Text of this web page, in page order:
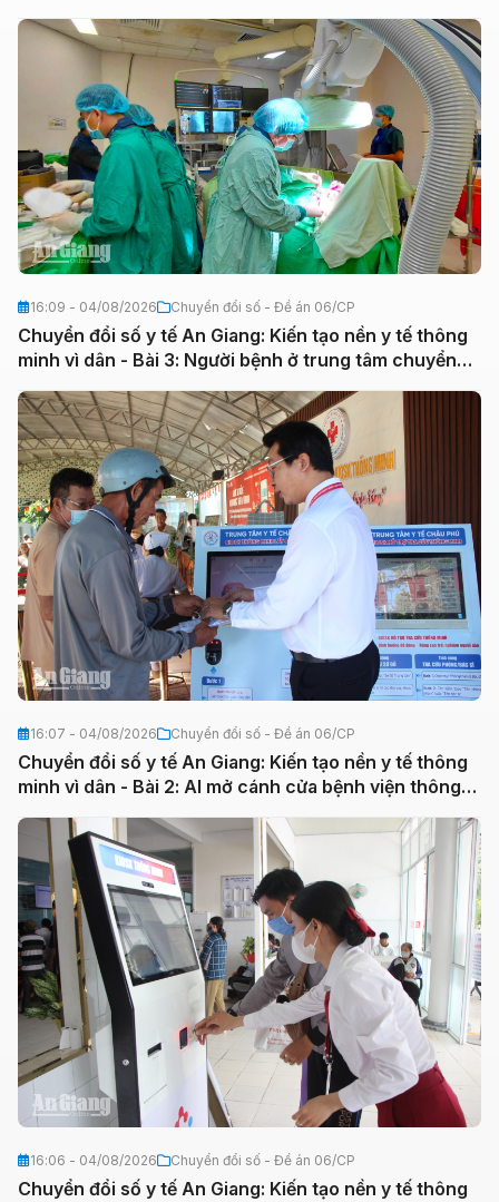
16:09 - 04/08/2026 Chuyển đổi số - Đề án 06/CP
Chuyển đổi số y tế An Giang: Kiến tạo nền y tế thông
minh vì dân - Bài 3: Người bệnh ở trung tâm chuyển
16:07 - 04/08/2026 Chuyển đổi số - Đề án 06/CP
Chuyển đổi số y tế An Giang: Kiến tạo nền y tế thông
minh vì dân - Bài 2: AI mở cánh cửa bệnh viện thông
16:06 - 04/08/2026 Chuyển đổi số - Đề án 06/CP
Chuyển đổi số y tế An Giang: Kiến tạo nền y tế thông